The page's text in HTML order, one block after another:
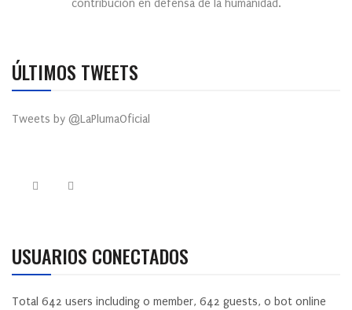
contribución en defensa de la humanidad.
ÚLTIMOS TWEETS
Tweets by @LaPlumaOficial
USUARIOS CONECTADOS
Total 642 users including 0 member, 642 guests, 0 bot online